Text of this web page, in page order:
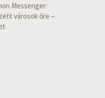
Messenger:
városok őre –